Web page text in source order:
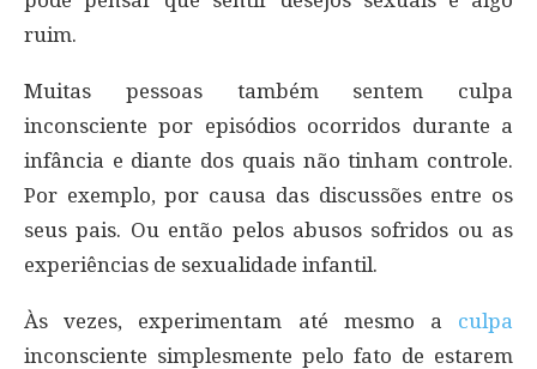
ruim.
Muitas pessoas também sentem culpa
inconsciente por episódios ocorridos durante a
infância e diante dos quais não tinham controle.
Por exemplo, por causa das discussões entre os
seus pais. Ou então pelos abusos sofridos ou as
experiências de sexualidade infantil.
Às vezes, experimentam até mesmo a culpa
inconsciente simplesmente pelo fato de estarem